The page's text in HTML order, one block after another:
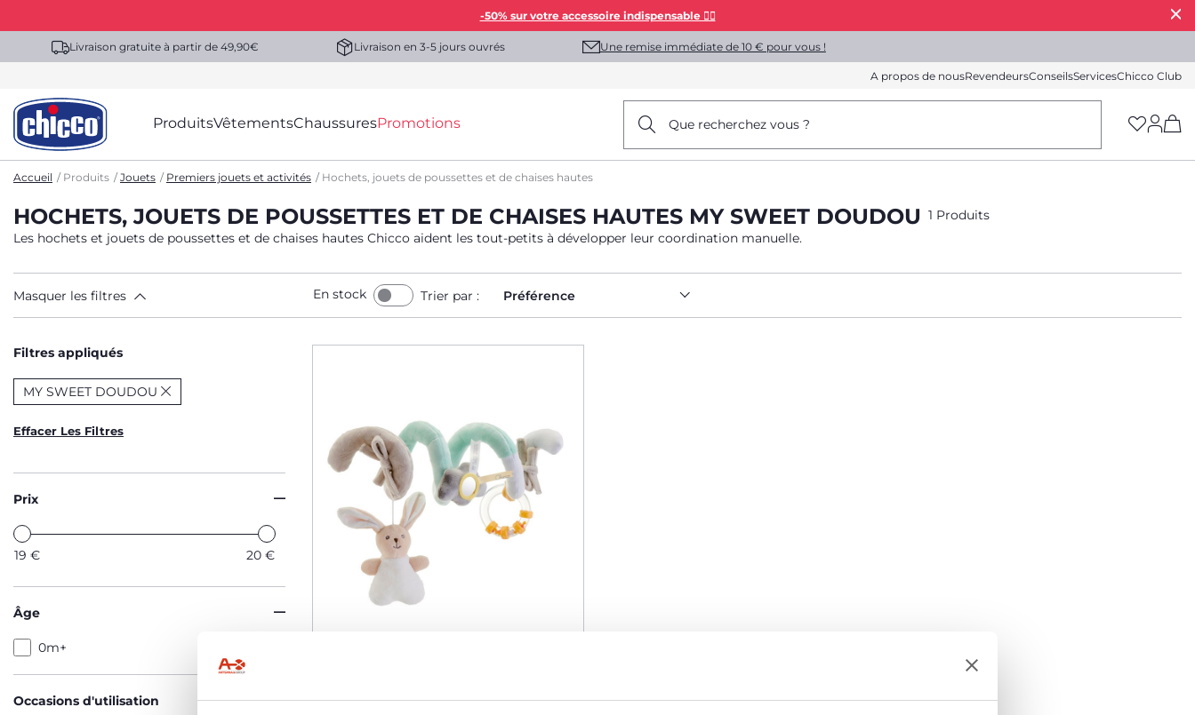
-50% sur votre accessoire indispensable 👯‍♀️
Livraison gratuite à partir de 49,90€ Livraison en 3-5 jours ouvrés Une remise immédiate de 10 € pour vous !
A propos de nousRevendeursConseilsServicesChicco Club
ProduitsVêtementsChaussuresPromotions Que recherchez vous ?
Accueil Produits Jouets Premiers jouets et activités Hochets, jouets de poussettes et de chaises hautes
HOCHETS, JOUETS DE POUSSETTES ET DE CHAISES HAUTES MY SWEET DOUDOU 1 Produits
Les hochets et jouets de poussettes et de chaises hautes Chicco aident les tout-petits à développer leur coordination manuelle.
Masquer les filtres En stock Trier par : Préférence
Filtres appliqués
MY SWEET DOUDOU
Effacer Les Filtres
Prix
19 € 20 €
Âge
0m+
Occasions d'utilisation